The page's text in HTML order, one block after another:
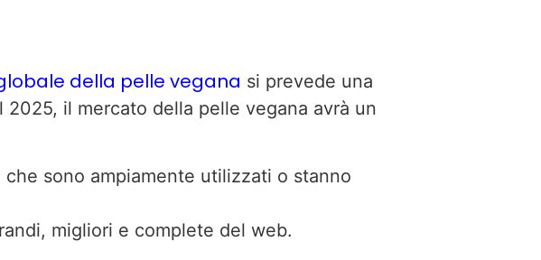
della pelle vegana si prevede una
il mercato della pelle vegana avrà un
sono ampiamente utilizzati o stanno
migliori e complete del web.